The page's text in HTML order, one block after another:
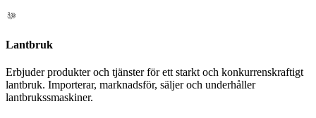
Lantbruk
Erbjuder produkter och tjänster för ett starkt och konkurrenskraftigt
lantbruk. Importerar, marknadsför, säljer och underhåller
lantbrukssmaskiner.